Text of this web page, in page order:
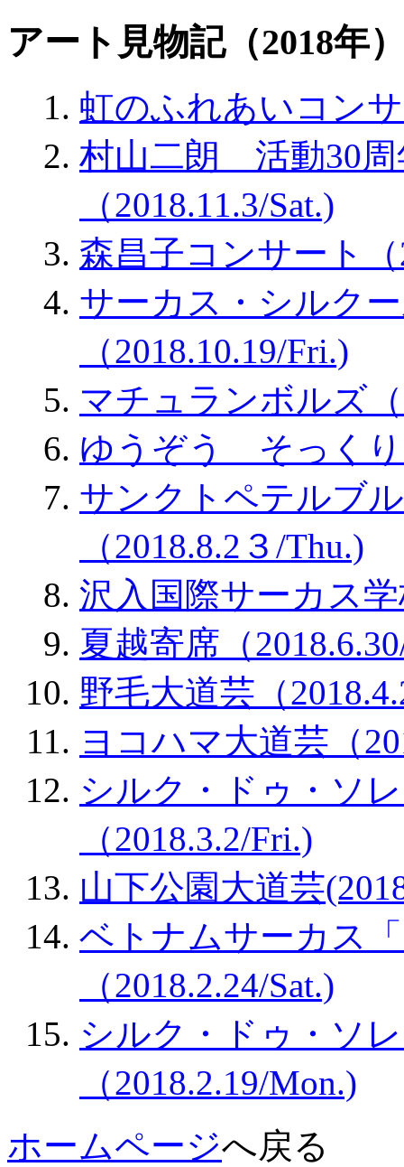
アート見物記（2018年
虹のふれあいコン
村山二朗 活動30周
（2018.11.3/Sat.)
森昌子コンサート（
サーカス・シルク
（2018.10.19/Fri.)
マチュランボルズ（
ゆうぞう そっくり
サンクトペテルブ
（2018.8.2３/Thu.)
沢入国際サーカス学
夏越寄席（
野毛大道芸（
ヨコハマ大道芸（
シルク・ドゥ・ソ
（2018.3.2/Fri.)
山下公園大道芸
ベトナムサーカス
（2018.2.24/Sat.)
シルク・ドゥ・ソ
（2018.2.19/Mon.)
ホームページへ戻る